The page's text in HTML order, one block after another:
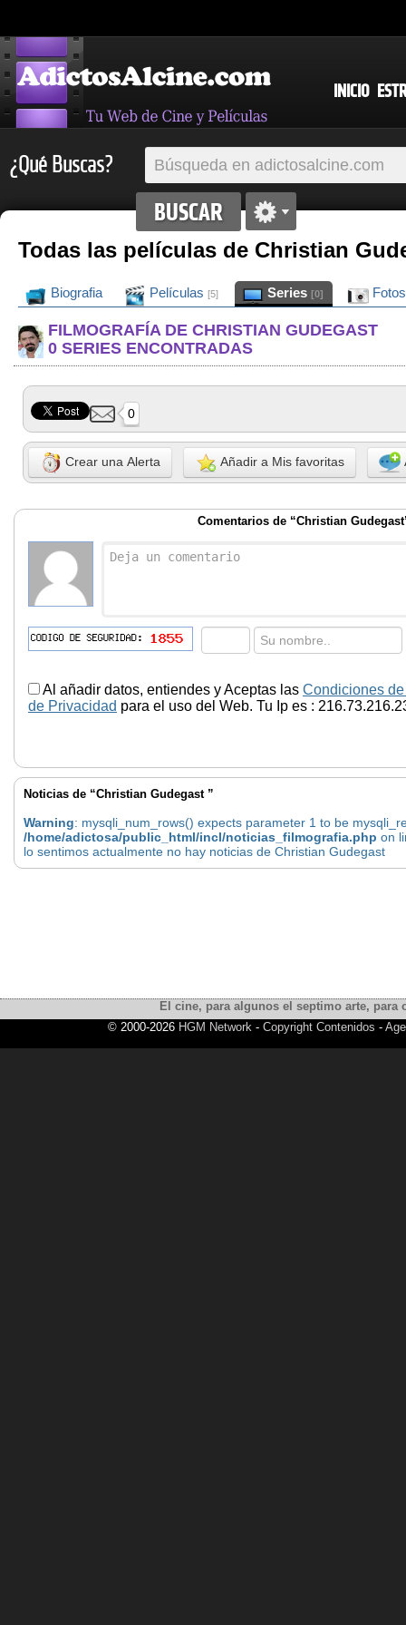
INICIO
¿Qué Buscas?
Todas las películas de Christian
Biografia Películas [5] Series [0]
FILMOGRAFÍA DE CHRISTIAN GUDEGAST
0 SERIES ENCONTRADAS
0
Crear una Alerta Añadir a Mis favoritas
Comentarios de “Christian
Al añadir datos, entiendes y Aceptas las Condiciones
de Privacidad para el uso del Web. Tu Ip es :
Noticias de “Christian Gudegast ”
Warning: mysqli_num_rows() expects parameter 1 to be
/home/adictosa/public_html/incl/noticias_filmografia.php on
lo sentimos actualmente no hay noticias de Christian Gudegast
El cine, para algunos el septimo arte,
© 2000-2026 HGM Network - Copyright Contenidos -